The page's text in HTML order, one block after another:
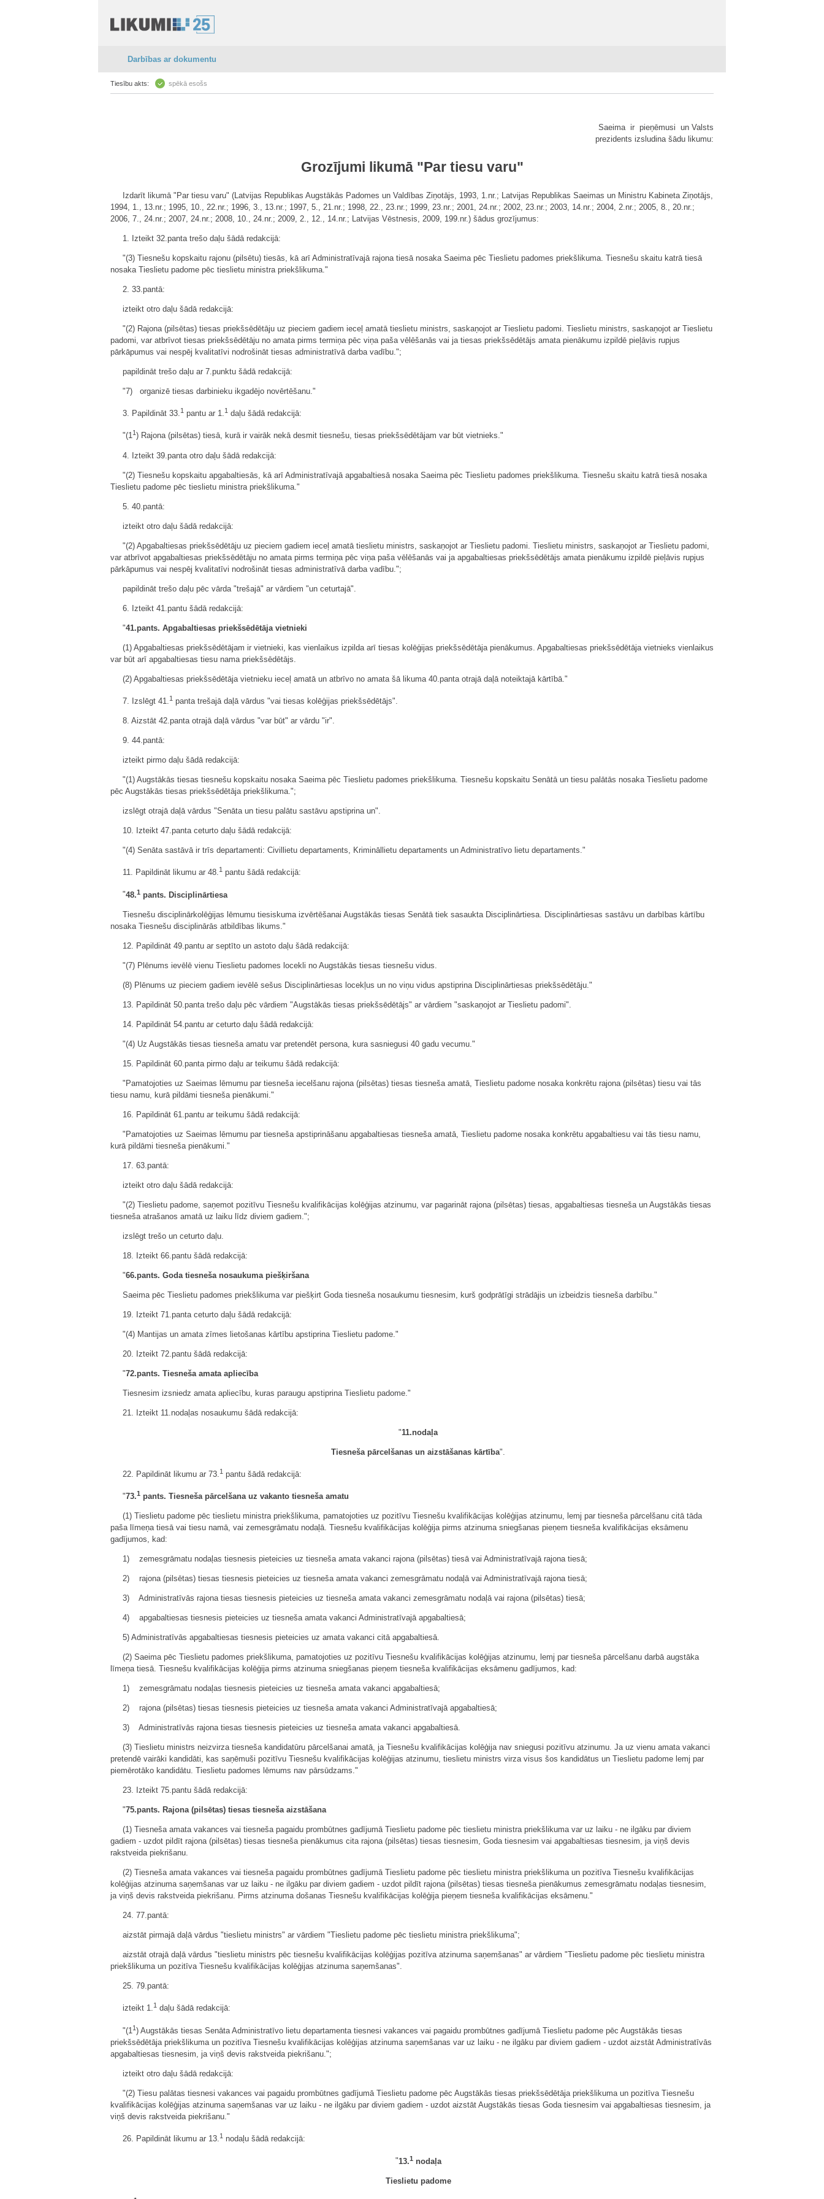
Darbības ar dokumentu
Tiesību akts: spēkā esošs
Saeima ir pieņēmusi un Valsts
prezidents izsludina šādu likumu:
Grozījumi likumā "Par tiesu varu"
Izdarīt likumā "Par tiesu varu" (Latvijas Republikas Augstākās Padomes un Valdības Ziņotājs, 1993, 1.nr.; Latvijas Republikas Saeimas un Ministru Kabineta Ziņotājs,
1994, 1., 13.nr.; 1995, 10., 22.nr.; 1996, 3., 13.nr.; 1997, 5., 21.nr.; 1998, 22., 23.nr.; 1999, 23.nr.; 2001, 24.nr.; 2002, 23.nr.; 2003, 14.nr.; 2004, 2.nr.; 2005, 8., 20.nr.;
2006, 7., 24.nr.; 2007, 24.nr.; 2008, 10., 24.nr.; 2009, 2., 12., 14.nr.; Latvijas Vēstnesis, 2009, 199.nr.) šādus grozījumus:
1. Izteikt 32.panta trešo daļu šādā redakcijā:
"(3) Tiesnešu kopskaitu rajonu (pilsētu) tiesās, kā arī Administratīvajā rajona tiesā nosaka Saeima pēc Tieslietu padomes priekšlikuma. Tiesnešu skaitu katrā tiesā
nosaka Tieslietu padome pēc tieslietu ministra priekšlikuma."
2. 33.pantā:
izteikt otro daļu šādā redakcijā:
"(2) Rajona (pilsētas) tiesas priekšsēdētāju uz pieciem gadiem ieceļ amatā tieslietu ministrs, saskaņojot ar Tieslietu padomi. Tieslietu ministrs, saskaņojot ar Tieslietu
padomi, var atbrīvot tiesas priekšsēdētāju no amata pirms termiņa pēc viņa paša vēlēšanās vai ja tiesas priekšsēdētājs amata pienākumu izpildē pieļāvis rupjus
pārkāpumus vai nespēj kvalitatīvi nodrošināt tiesas administratīvā darba vadību.";
papildināt trešo daļu ar 7.punktu šādā redakcijā:
"7) organizē tiesas darbinieku ikgadējo novērtēšanu."
3. Papildināt 33.1 pantu ar 1.1 daļu šādā redakcijā:
"(11 ) Rajona (pilsētas) tiesā, kurā ir vairāk nekā desmit tiesnešu, tiesas priekšsēdētājam var būt vietnieks."
4. Izteikt 39.panta otro daļu šādā redakcijā:
"(2) Tiesnešu kopskaitu apgabaltiesās, kā arī Administratīvajā apgabaltiesā nosaka Saeima pēc Tieslietu padomes priekšlikuma. Tiesnešu skaitu katrā tiesā nosaka
Tieslietu padome pēc tieslietu ministra priekšlikuma."
5. 40.pantā:
izteikt otro daļu šādā redakcijā:
"(2) Apgabaltiesas priekšsēdētāju uz pieciem gadiem ieceļ amatā tieslietu ministrs, saskaņojot ar Tieslietu padomi. Tieslietu ministrs, saskaņojot ar Tieslietu padomi,
var atbrīvot apgabaltiesas priekšsēdētāju no amata pirms termiņa pēc viņa paša vēlēšanās vai ja apgabaltiesas priekšsēdētājs amata pienākumu izpildē pieļāvis rupjus
pārkāpumus vai nespēj kvalitatīvi nodrošināt tiesas administratīvā darba vadību.";
papildināt trešo daļu pēc vārda "trešajā" ar vārdiem "un ceturtajā".
6. Izteikt 41.pantu šādā redakcijā:
"41.pants. Apgabaltiesas priekšsēdētāja vietnieki
(1) Apgabaltiesas priekšsēdētājam ir vietnieki, kas vienlaikus izpilda arī tiesas kolēģijas priekšsēdētāja pienākumus. Apgabaltiesas priekšsēdētāja vietnieks vienlaikus
var būt arī apgabaltiesas tiesu nama priekšsēdētājs.
(2) Apgabaltiesas priekšsēdētāja vietnieku ieceļ amatā un atbrīvo no amata šā likuma 40.panta otrajā daļā noteiktajā kārtībā."
7. Izslēgt 41. 1 panta trešajā daļā vārdus "vai tiesas kolēģijas priekšsēdētājs".
8. Aizstāt 42.panta otrajā daļā vārdus "var būt" ar vārdu "ir".
9. 44.pantā:
izteikt pirmo daļu šādā redakcijā:
"(1) Augstākās tiesas tiesnešu kopskaitu nosaka Saeima pēc Tieslietu padomes priekšlikuma. Tiesnešu kopskaitu Senātā un tiesu palātās nosaka Tieslietu padome
pēc Augstākās tiesas priekšsēdētāja priekšlikuma.";
izslēgt otrajā daļā vārdus "Senāta un tiesu palātu sastāvu apstiprina un".
10. Izteikt 47.panta ceturto daļu šādā redakcijā:
"(4) Senāta sastāvā ir trīs departamenti: Civillietu departaments, Krimināllietu departaments un Administratīvo lietu departaments."
11. Papildināt likumu ar 48.1 pantu šādā redakcijā:
"48.1 pants. Disciplinārtiesa
Tiesnešu disciplinārkolēģijas lēmumu tiesiskuma izvērtēšanai Augstākās tiesas Senātā tiek sasaukta Disciplinārtiesa. Disciplinārtiesas sastāvu un darbības kārtību
nosaka Tiesnešu disciplinārās atbildības likums."
12. Papildināt 49.pantu ar septīto un astoto daļu šādā redakcijā:
"(7) Plēnums ievēlē vienu Tieslietu padomes locekli no Augstākās tiesas tiesnešu vidus.
(8) Plēnums uz pieciem gadiem ievēlē sešus Disciplinārtiesas locekļus un no viņu vidus apstiprina Disciplinārtiesas priekšsēdētāju."
13. Papildināt 50.panta trešo daļu pēc vārdiem "Augstākās tiesas priekšsēdētājs" ar vārdiem "saskaņojot ar Tieslietu padomi".
14. Papildināt 54.pantu ar ceturto daļu šādā redakcijā:
"(4) Uz Augstākās tiesas tiesneša amatu var pretendēt persona, kura sasniegusi 40 gadu vecumu."
15. Papildināt 60.panta pirmo daļu ar teikumu šādā redakcijā:
"Pamatojoties uz Saeimas lēmumu par tiesneša iecelšanu rajona (pilsētas) tiesas tiesneša amatā, Tieslietu padome nosaka konkrētu rajona (pilsētas) tiesu vai tās
tiesu namu, kurā pildāmi tiesneša pienākumi."
16. Papildināt 61.pantu ar teikumu šādā redakcijā:
"Pamatojoties uz Saeimas lēmumu par tiesneša apstiprināšanu apgabaltiesas tiesneša amatā, Tieslietu padome nosaka konkrētu apgabaltiesu vai tās tiesu namu,
kurā pildāmi tiesneša pienākumi."
17. 63.pantā:
izteikt otro daļu šādā redakcijā:
"(2) Tieslietu padome, saņemot pozitīvu Tiesnešu kvalifikācijas kolēģijas atzinumu, var pagarināt rajona (pilsētas) tiesas, apgabaltiesas tiesneša un Augstākās tiesas
tiesneša atrašanos amatā uz laiku līdz diviem gadiem.";
izslēgt trešo un ceturto daļu.
18. Izteikt 66.pantu šādā redakcijā:
"66.pants. Goda tiesneša nosaukuma piešķiršana
Saeima pēc Tieslietu padomes priekšlikuma var piešķirt Goda tiesneša nosaukumu tiesnesim, kurš godprātīgi strādājis un izbeidzis tiesneša darbību."
19. Izteikt 71.panta ceturto daļu šādā redakcijā:
"(4) Mantijas un amata zīmes lietošanas kārtību apstiprina Tieslietu padome."
20. Izteikt 72.pantu šādā redakcijā:
"72.pants. Tiesneša amata apliecība
Tiesnesim izsniedz amata apliecību, kuras paraugu apstiprina Tieslietu padome."
21. Izteikt 11.nodaļas nosaukumu šādā redakcijā:
"11.nodaļa
Tiesneša pārcelšanas un aizstāšanas kārtība".
22. Papildināt likumu ar 73. 1 pantu šādā redakcijā:
"73.1 pants. Tiesneša pārcelšana uz vakanto tiesneša amatu
(1) Tieslietu padome pēc tieslietu ministra priekšlikuma, pamatojoties uz pozitīvu Tiesnešu kvalifikācijas kolēģijas atzinumu, lemj par tiesneša pārcelšanu citā tāda
paša līmeņa tiesā vai tiesu namā, vai zemesgrāmatu nodaļā. Tiesnešu kvalifikācijas kolēģija pirms atzinuma sniegšanas pieņem tiesneša kvalifikācijas eksāmenu
gadījumos, kad:
1) zemesgrāmatu nodaļas tiesnesis pieteicies uz tiesneša amata vakanci rajona (pilsētas) tiesā vai Administratīvajā rajona tiesā;
2) rajona (pilsētas) tiesas tiesnesis pieteicies uz tiesneša amata vakanci zemesgrāmatu nodaļā vai Administratīvajā rajona tiesā;
3) Administratīvās rajona tiesas tiesnesis pieteicies uz tiesneša amata vakanci zemesgrāmatu nodaļā vai rajona (pilsētas) tiesā;
4) apgabaltiesas tiesnesis pieteicies uz tiesneša amata vakanci Administratīvajā apgabaltiesā;
5) Administratīvās apgabaltiesas tiesnesis pieteicies uz amata vakanci citā apgabaltiesā.
(2) Saeima pēc Tieslietu padomes priekšlikuma, pamatojoties uz pozitīvu Tiesnešu kvalifikācijas kolēģijas atzinumu, lemj par tiesneša pārcelšanu darbā augstāka
līmeņa tiesā. Tiesnešu kvalifikācijas kolēģija pirms atzinuma sniegšanas pieņem tiesneša kvalifikācijas eksāmenu gadījumos, kad:
1) zemesgrāmatu nodaļas tiesnesis pieteicies uz tiesneša amata vakanci apgabaltiesā;
2) rajona (pilsētas) tiesas tiesnesis pieteicies uz tiesneša amata vakanci Administratīvajā apgabaltiesā;
3) Administratīvās rajona tiesas tiesnesis pieteicies uz tiesneša amata vakanci apgabaltiesā.
(3) Tieslietu ministrs neizvirza tiesneša kandidatūru pārcelšanai amatā, ja Tiesnešu kvalifikācijas kolēģija nav sniegusi pozitīvu atzinumu. Ja uz vienu amata vakanci
pretendē vairāki kandidāti, kas saņēmuši pozitīvu Tiesnešu kvalifikācijas kolēģijas atzinumu, tieslietu ministrs virza visus šos kandidātus un Tieslietu padome lemj par
piemērotāko kandidātu. Tieslietu padomes lēmums nav pārsūdzams."
23. Izteikt 75.pantu šādā redakcijā:
"75.pants. Rajona (pilsētas) tiesas tiesneša aizstāšana
(1) Tiesneša amata vakances vai tiesneša pagaidu prombūtnes gadījumā Tieslietu padome pēc tieslietu ministra priekšlikuma var uz laiku - ne ilgāku par diviem
gadiem - uzdot pildīt rajona (pilsētas) tiesas tiesneša pienākumus cita rajona (pilsētas) tiesas tiesnesim, Goda tiesnesim vai apgabaltiesas tiesnesim, ja viņš devis
rakstveida piekrišanu.
(2) Tiesneša amata vakances vai tiesneša pagaidu prombūtnes gadījumā Tieslietu padome pēc tieslietu ministra priekšlikuma un pozitīva Tiesnešu kvalifikācijas
kolēģijas atzinuma saņemšanas var uz laiku - ne ilgāku par diviem gadiem - uzdot pildīt rajona (pilsētas) tiesas tiesneša pienākumus zemesgrāmatu nodaļas tiesnesim,
ja viņš devis rakstveida piekrišanu. Pirms atzinuma došanas Tiesnešu kvalifikācijas kolēģija pieņem tiesneša kvalifikācijas eksāmenu."
24. 77.pantā:
aizstāt pirmajā daļā vārdus "tieslietu ministrs" ar vārdiem "Tieslietu padome pēc tieslietu ministra priekšlikuma";
aizstāt otrajā daļā vārdus "tieslietu ministrs pēc tiesnešu kvalifikācijas kolēģijas pozitīva atzinuma saņemšanas" ar vārdiem "Tieslietu padome pēc tieslietu ministra
priekšlikuma un pozitīva Tiesnešu kvalifikācijas kolēģijas atzinuma saņemšanas".
25. 79.pantā:
izteikt 1.1 daļu šādā redakcijā:
"(1 1) Augstākās tiesas Senāta Administratīvo lietu departamenta tiesnesi vakances vai pagaidu prombūtnes gadījumā Tieslietu padome pēc Augstākās tiesas
priekšsēdētāja priekšlikuma un pozitīva Tiesnešu kvalifikācijas kolēģijas atzinuma saņemšanas var uz laiku - ne ilgāku par diviem gadiem - uzdot aizstāt Administratīvās
apgabaltiesas tiesnesim, ja viņš devis rakstveida piekrišanu.";
izteikt otro daļu šādā redakcijā:
"(2) Tiesu palātas tiesnesi vakances vai pagaidu prombūtnes gadījumā Tieslietu padome pēc Augstākās tiesas priekšsēdētāja priekšlikuma un pozitīva Tiesnešu
kvalifikācijas kolēģijas atzinuma saņemšanas var uz laiku - ne ilgāku par diviem gadiem - uzdot aizstāt Augstākās tiesas Goda tiesnesim vai apgabaltiesas tiesnesim, ja
viņš devis rakstveida piekrišanu."
26. Papildināt likumu ar 13.1 nodaļu šādā redakcijā:
"13.1nodaļa
Tieslietu padome